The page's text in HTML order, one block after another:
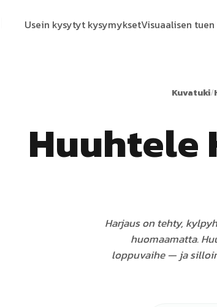
Usein kysytyt kysymyksetVisuaalisen
Kuvatuki/
Huuhtele
Harjaus on tehty,
huomaamatta.
loppuvaihe — ja